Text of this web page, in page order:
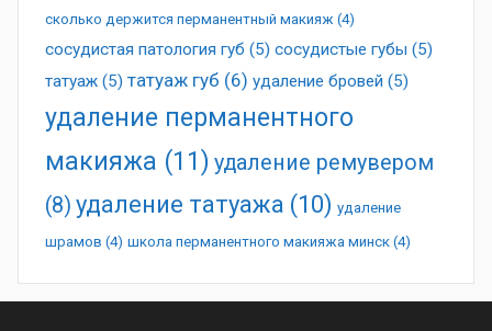
сколько держится перманентный макияж (4)
сосудистая патология губ (5) сосудистые губы (5)
татуаж (5) татуаж губ (6) удаление бровей (5)
удаление перманентного
макияжа (11) удаление ремувером
(8) удаление татуажа (10) удаление
шрамов (4) школа перманентного макияжа минск (4)